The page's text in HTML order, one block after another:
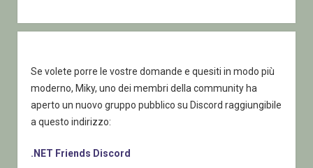
Se volete porre le vostre domande e quesiti in modo più
moderno, Miky, uno dei membri della community ha
aperto un nuovo gruppo pubblico su Discord raggiungibile
a questo indirizzo:
.NET Friends Discord